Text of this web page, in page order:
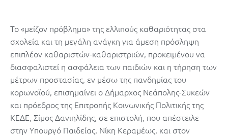
Το «μείζον πρόβλημα» της ελλιπούς καθαριότητας στα
σχολεία και τη μεγάλη ανάγκη για άμεση πρόσληψη
επιπλέον καθαριστών-καθαριστριών, προκειμένου να
διασφαλιστεί η ασφάλεια των παιδιών και η τήρηση των
μέτρων προστασίας, εν μέσω της πανδημίας του
κορωνοϊού, επισημαίνει ο Δήμαρχος Νεάπολης-Συκεών
και πρόεδρος της Επιτροπής Κοινωνικής Πολιτικής της
ΚΕΔΕ, Σίμος Δανιηλίδης, σε επιστολή, που απέστειλε
στην Υπουργό Παιδείας, Νίκη Κεραμέως, και στον